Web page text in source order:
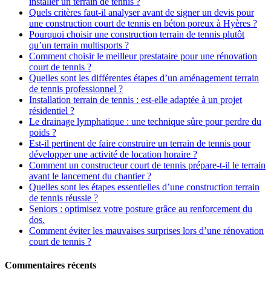
Quels critères faut-il analyser avant de signer un devis pour
une construction court de tennis en béton poreux à Hyères ?
Pourquoi choisir une construction terrain de tennis plutôt
qu’un terrain multisports ?
Comment choisir le meilleur prestataire pour une rénovation
court de tennis ?
Quelles sont les différentes étapes d’un aménagement terrain
de tennis professionnel ?
Installation terrain de tennis : est-elle adaptée à un projet
résidentiel ?
Le drainage lymphatique : une technique sûre pour perdre du
poids ?
Est-il pertinent de faire construire un terrain de tennis pour
développer une activité de location horaire ?
Comment un constructeur court de tennis prépare-t-il le terrain
avant le lancement du chantier ?
Quelles sont les étapes essentielles d’une construction terrain
de tennis réussie ?
Seniors : optimisez votre posture grâce au renforcement du
dos.
Comment éviter les mauvaises surprises lors d’une rénovation
court de tennis ?
Commentaires récents